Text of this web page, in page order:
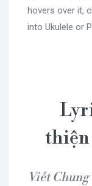
hovers over it,
into Ukulele or
thiện
Viết Chung